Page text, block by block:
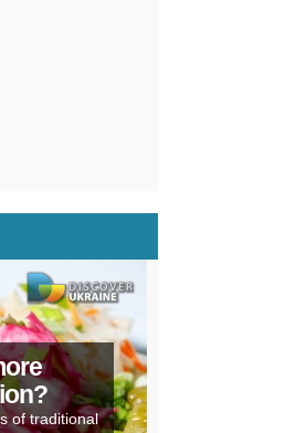
of traditional